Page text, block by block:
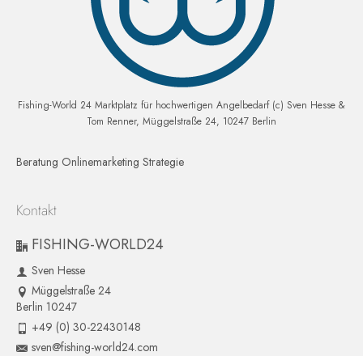
Fishing-World 24 Marktplatz für hochwertigen Angelbedarf (c) Sven Hesse &
Tom Renner, Müggelstraße 24, 10247 Berlin
Beratung Onlinemarketing Strategie
Kontakt
FISHING-WORLD24
Sven Hesse
Müggelstraße 24
Berlin 10247
+49 (0) 30-22430148
sven@fishing-world24.com